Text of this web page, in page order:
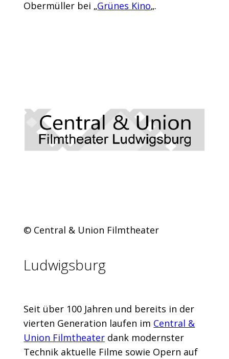
Obermüller bei „Grünes Kino„.
© Central & Union Filmtheater
Ludwigsburg
Seit über 100 Jahren und bereits in der
vierten Generation laufen im Central &
Union Filmtheater dank modernster
Technik aktuelle Filme sowie Opern auf